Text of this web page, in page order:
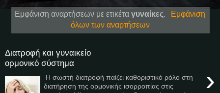
Εμφάνιση αναρτήσεων με ετικέταγυναίκες.
Εμφάνιση
όλων των αναρτήσεων
Διατροφή και γυναικείο
ορμονικό σύστημα
›
Η σωστή διατροφή παίζει καθοριστικό ρόλο στη
διατήρηση της ορμονικής ισορροπίας στις